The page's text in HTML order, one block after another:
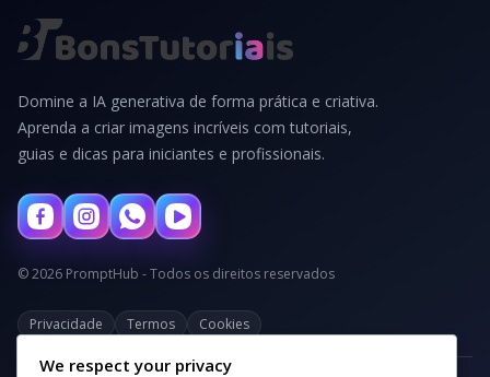
Domine a IA generativa de forma prática e criativa.
Aprenda a criar imagens incríveis com tutoriais,
guias e dicas para iniciantes e profissionais.
© 2026 PromptHub - Todos os direitos reservados
Privacidade Termos Cookies
We respect your privacy